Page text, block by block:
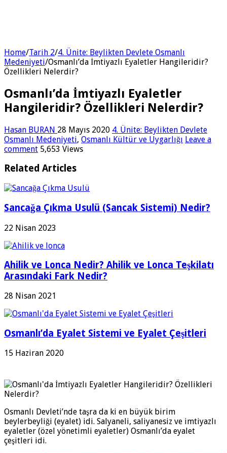
Home/Tarih 2/4. Ünite: Beylikten Devlete Osmanlı
Medeniyeti/Osmanlı’da İmtiyazlı Eyaletler Hangileridir?
Özellikleri Nelerdir?
Osmanlı’da İmtiyazlı Eyaletler
Hangileridir? Özellikleri Nelerdir?
Hasan BURAN 28 Mayıs 2020 4. Ünite: Beylikten Devlete
Osmanlı Medeniyeti, Osmanlı Kültür ve Uygarlığı Leave a
comment 5,653 Views
Related Articles
Sancağa Çıkma Usulü (Sancak Sistemi) Nedir?
22 Nisan 2023
Ahilik ve Lonca Nedir? Ahilik ve Lonca Teşkilatı
Arasındaki Fark Nedir?
28 Nisan 2021
Osmanlı’da Eyalet Sistemi ve Eyalet Çeşitleri
15 Haziran 2020
Osmanlı Devleti’nde taşra da ki en büyük birim
beylerbeyliği (eyalet) idi. Salyaneli, saliyanesiz ve imtiyazlı
eyaletler (özel yönetimli eyaletler) Osmanlı’da eyalet
çeşitleri idi.